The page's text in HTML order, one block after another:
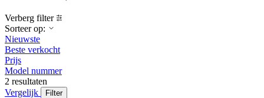
Verberg filter
Sorteer op:
Nieuwste
Beste verkocht
Prijs
Model nummer
2 resultaten
Vergelijk
Filter